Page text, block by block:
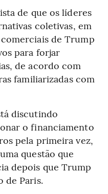
de que os líderes
coletivas, em
de Trump
para forjar
de acordo com
familiarizadas com
discutindo
o financiamento
pela primeira vez,
questão que
depois que Trump
de Paris.